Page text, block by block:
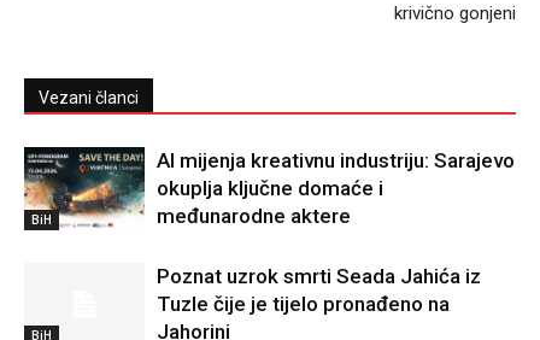
krivično gonjeni
Vezani članci
BiH
AI mijenja kreativnu industriju: Sarajevo
okuplja ključne domaće i
međunarodne aktere
BiH
Poznat uzrok smrti Seada Jahića iz
Tuzle čije je tijelo pronađeno na
Jahorini